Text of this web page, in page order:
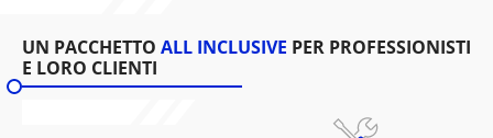
UN PACCHETTO ALL INCLUSIVE PER PROFESSIONISTI
E LORO CLIENTI